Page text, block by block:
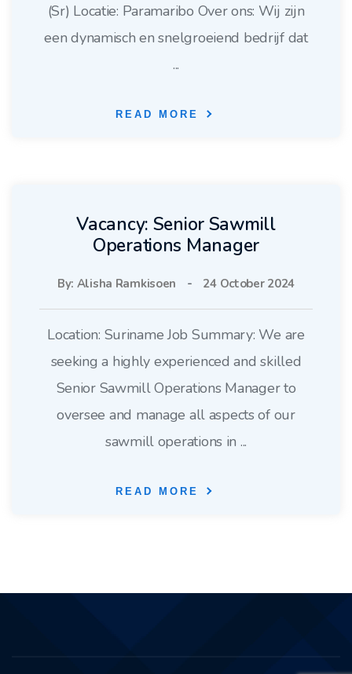
(Sr) Locatie: Paramaribo Over ons: Wij zijn
een dynamisch en snelgroeiend bedrijf dat
...
READ MORE
Vacancy: Senior Sawmill
Operations Manager
By: Alisha Ramkisoen - 24 October 2024
Location: Suriname Job Summary: We are
seeking a highly experienced and skilled
Senior Sawmill Operations Manager to
oversee and manage all aspects of our
sawmill operations in ...
READ MORE